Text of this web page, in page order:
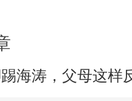
海涛，父母这样